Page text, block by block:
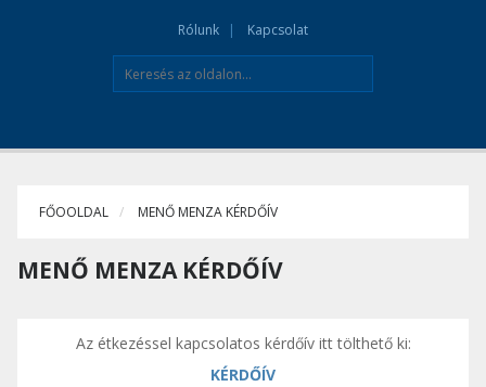
Rólunk Kapcsolat
FŐOOLDAL MENŐ MENZA KÉRDŐÍV
MENŐ MENZA KÉRDŐÍV
Az étkezéssel kapcsolatos kérdőív itt tölthető ki:
KÉRDŐÍV